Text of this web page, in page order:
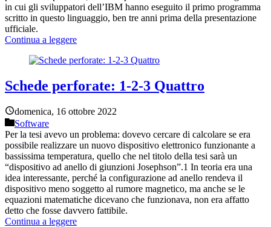
in cui gli sviluppatori dell’IBM hanno eseguito il primo programma
scritto in questo linguaggio, ben tre anni prima della presentazione
ufficiale.
Continua a leggere
Schede perforate: 1-2-3 Quattro
domenica, 16 ottobre 2022
Software
Per la tesi avevo un problema: dovevo cercare di calcolare se era
possibile realizzare un nuovo dispositivo elettronico funzionante a
bassissima temperatura, quello che nel titolo della tesi sarà un
“dispositivo ad anello di giunzioni Josephson”.1 In teoria era una
idea interessante, perché la configurazione ad anello rendeva il
dispositivo meno soggetto al rumore magnetico, ma anche se le
equazioni matematiche dicevano che funzionava, non era affatto
detto che fosse davvero fattibile.
Continua a leggere